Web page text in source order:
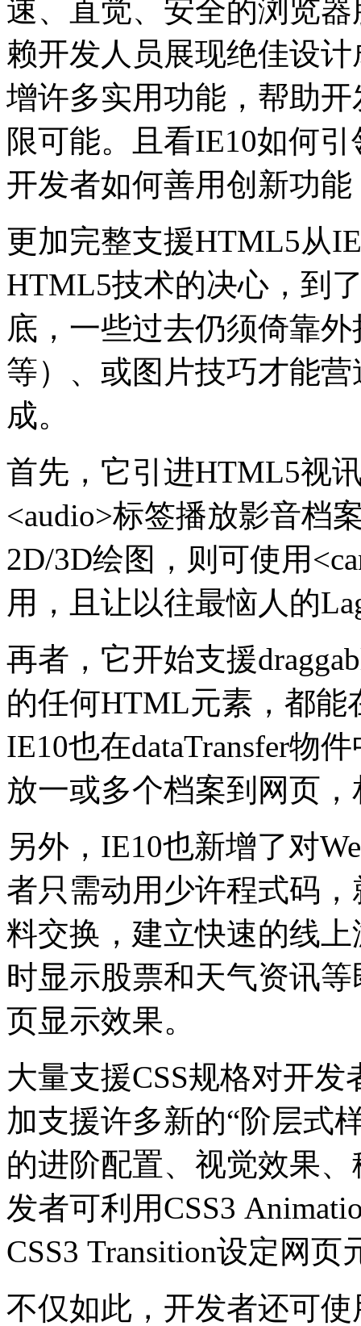
速、直觉、安全的浏览
赖开发人员展现绝佳设
增许多实用功能，帮助
限可能。且看IE10如何
开发者如何善用创新功
更加完整支援HTML5从
HTML5技术的决心，到
底，一些过去仍须倚靠
等）、或图片技巧才能
成。
首先，它引进HTML5视
<audio>标签播放影音档
2D/3D绘图，则可使用
用，且让以往最恼人的
再者，它开始支援
的任何HTML元素，都能
IE10也在dataTransfer物
放一或多个档案到网页
另外，IE10也新增了对
者只需动用少许程式码
料交换，建立快速的线
时显示股票和天气资讯
页显示效果。
大量支援CSS规格对开
加支援许多新的“阶层式
的进阶配置、视觉效果
发者可利用CSS3
CSS3 Transition设定网
不仅如此，开发者还可使